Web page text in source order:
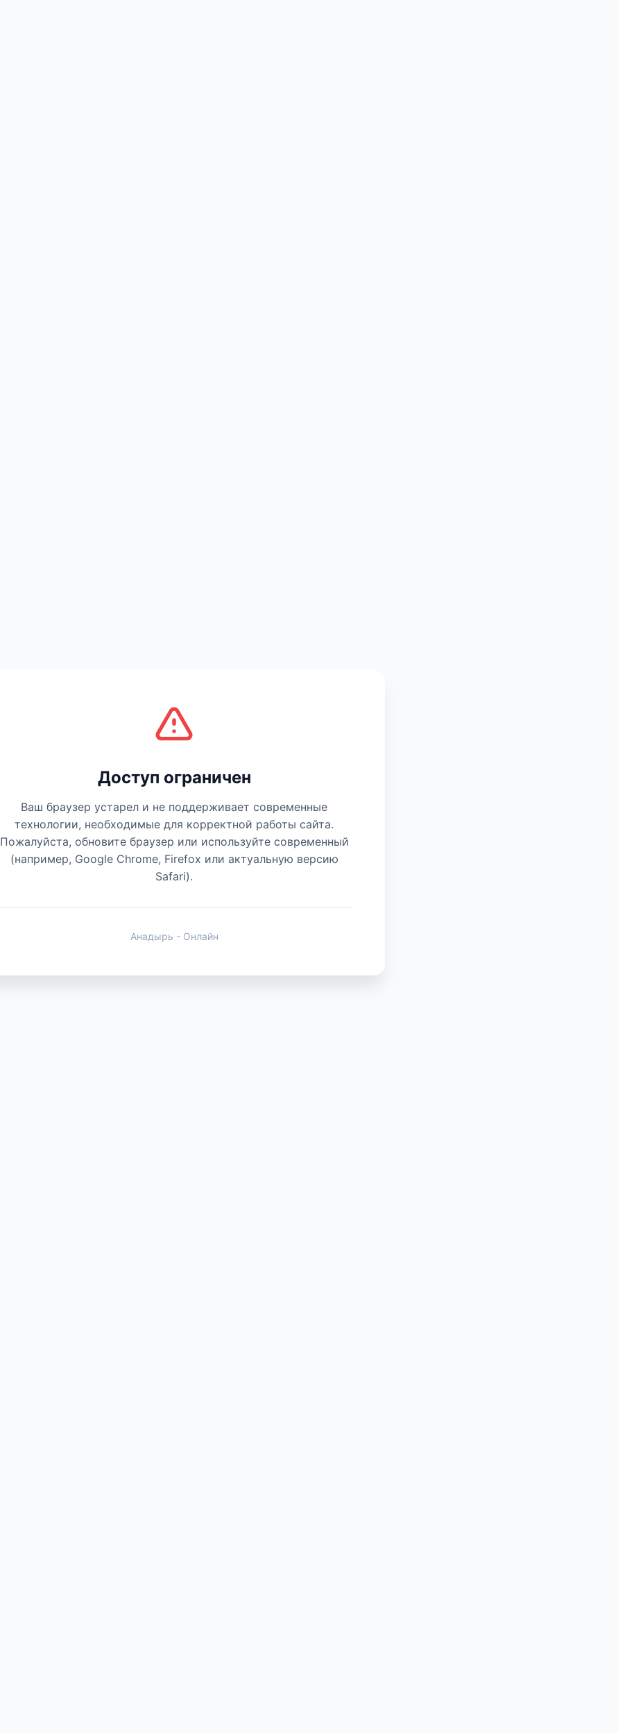
Доступ ограничен
Ваш браузер устарел и не поддерживает современные
технологии, необходимые для корректной работы сайта.
Пожалуйста, обновите браузер или используйте современный
(например, Google Chrome, Firefox или актуальную версию
Safari).
Анадырь - Онлайн